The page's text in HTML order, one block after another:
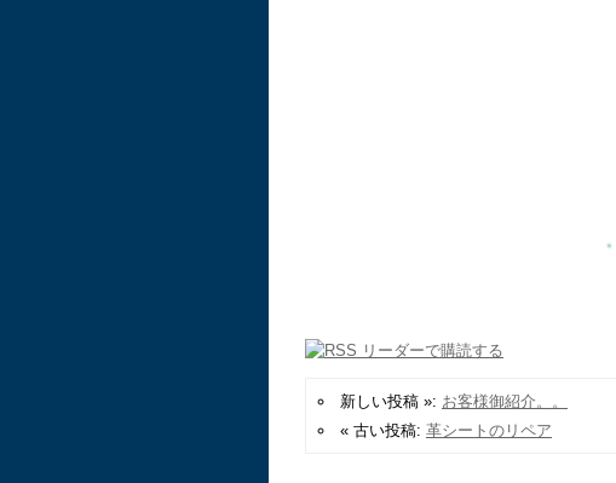
新しい投稿 »: お客様御紹介。。
« 古い投稿: 革シートのリペア